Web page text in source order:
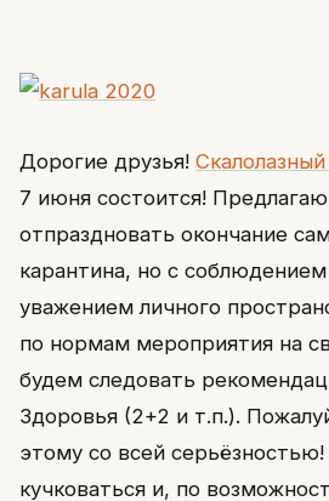
Дорогие друзья!
7 июня состоится!
отпраздновать окончание
карантина, но с
уважением личного
по нормам мероприятия на
будем следовать
Здоровья (2+2 и т.п.).
этому со всей
кучковаться и, по